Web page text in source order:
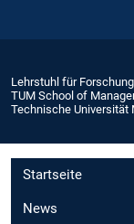
Lehrstuhl für
TUM School of
Technische Universität
Startseite
News